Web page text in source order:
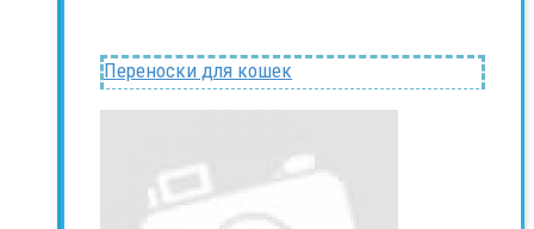
Переноски для кошек